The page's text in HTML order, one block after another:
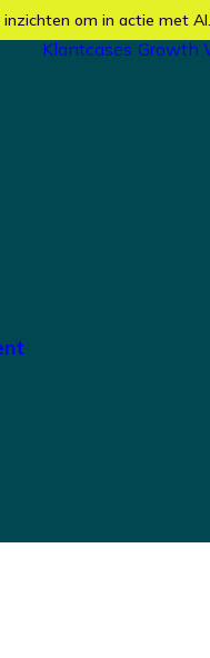
inzichten om in actie met AI.
Klantcases Growth